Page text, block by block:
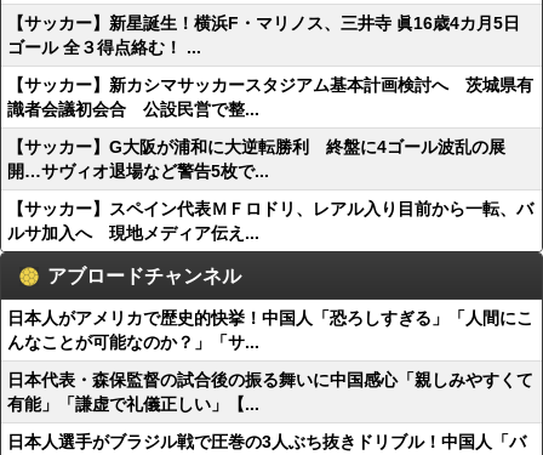
【サッカー】新星誕生！横浜F・マリノス、三井寺 眞16歳4カ月5日
ゴール 全３得点絡む！ ...
【サッカー】新カシマサッカースタジアム基本計画検討へ 茨城県有
識者会議初会合 公設民営で整...
【サッカー】G大阪が浦和に大逆転勝利 終盤に4ゴール波乱の展
開…サヴィオ退場など警告5枚で...
【サッカー】スペイン代表ＭＦロドリ、レアル入り目前から一転、バ
ルサ加入へ 現地メディア伝え...
アブロードチャンネル
日本人がアメリカで歴史的快挙！中国人「恐ろしすぎる」「人間にこ
んなことが可能なのか？」「サ...
日本代表・森保監督の試合後の振る舞いに中国感心「親しみやすくて
有能」「謙虚で礼儀正しい」【...
日本人選手がブラジル戦で圧巻の3人ぶち抜きドリブル！中国人「バ